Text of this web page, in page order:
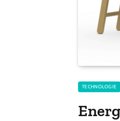
TECHNOLOGIE